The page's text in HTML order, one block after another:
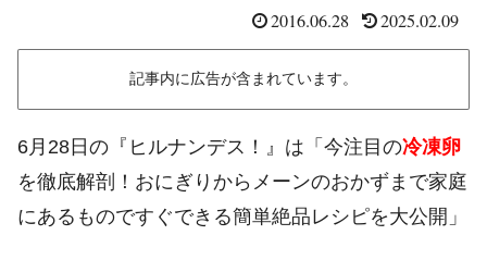
2016.06.28 2025.02.09
記事内に広告が含まれています。
6月28日の『ヒルナンデス！』は「今注目の冷凍卵
を徹底解剖！おにぎりからメーンのおかずまで家庭
にあるものですぐできる簡単絶品レシピを大公開」